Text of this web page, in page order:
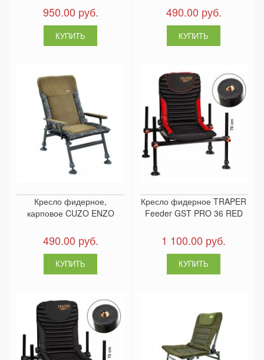
950.00 руб. 490.00 руб.
Кресло фидерное,
карповое CUZO ENZO
490.00 руб.
Кресло фидерное TRAPER
Feeder GST PRO 36 RED
1 100.00 руб.